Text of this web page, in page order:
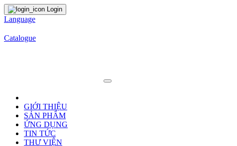
Login
Language
Catalogue
GIỚI THIỆU
SẢN PHẨM
ỨNG DỤNG
TIN TỨC
THƯ VIỆN